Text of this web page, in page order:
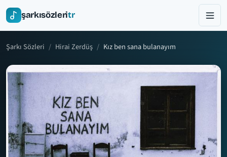
şarkısözleritr
Şarkı Sözleri Hirai Zerdüş Kız ben sana bulanayım